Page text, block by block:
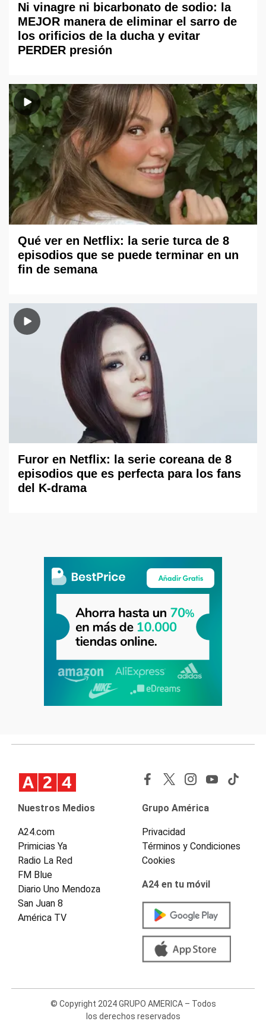
Ni vinagre ni bicarbonato de sodio: la
MEJOR manera de eliminar el sarro de
los orificios de la ducha y evitar
PERDER presión
Qué ver en Netflix: la serie turca de 8
episodios que se puede terminar en un
fin de semana
Furor en Netflix: la serie coreana de 8
episodios que es perfecta para los fans
del K-drama
Nuestros Medios
A24.com
Primicias Ya
Radio La Red
FM Blue
Diario Uno Mendoza
San Juan 8
América TV
Grupo América
Privacidad
Términos y Condiciones
Cookies
A24 en tu móvil
© Copyright 2024 GRUPO AMERICA – Todos
los derechos reservados